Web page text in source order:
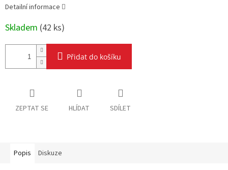
Detailní informace
Skladem (42 ks)
Přidat do košíku
ZEPTAT SE HLÍDAT SDÍLET
Popis Diskuze